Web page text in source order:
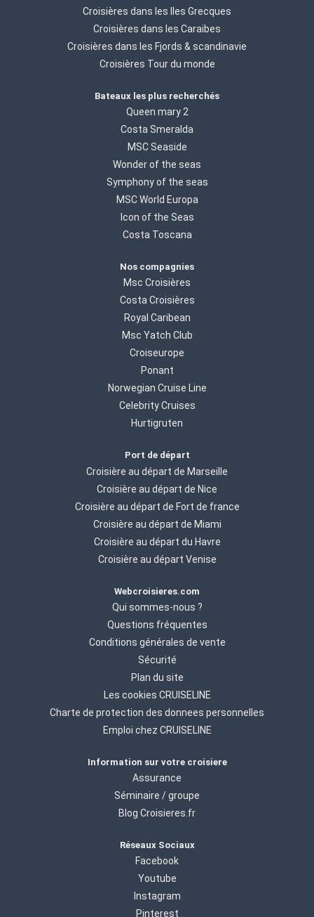
Croisières dans les Iles Grecques
Croisières dans les Caraibes
Croisières dans les Fjords & scandinavie
Croisières Tour du monde
Bateaux les plus recherchés
Queen mary 2
Costa Smeralda
MSC Seaside
Wonder of the seas
Symphony of the seas
MSC World Europa
Icon of the Seas
Costa Toscana
Nos compagnies
Msc Croisières
Costa Croisières
Royal Caribean
Msc Yatch Club
Croiseurope
Ponant
Norwegian Cruise Line
Celebrity Cruises
Hurtigruten
Port de départ
Croisière au départ de Marseille
Croisière au départ de Nice
Croisière au départ de Fort de france
Croisière au départ de Miami
Croisière au départ du Havre
Croisière au départ Venise
Webcroisieres.com
Qui sommes-nous ?
Questions fréquentes
Conditions générales de vente
Sécurité
Plan du site
Les cookies CRUISELINE
Charte de protection des donnees personnelles
Emploi chez CRUISELINE
Information sur votre croisiere
Assurance
Séminaire / groupe
Blog Croisieres.fr
Réseaux Sociaux
Facebook
Youtube
Instagram
Pinterest